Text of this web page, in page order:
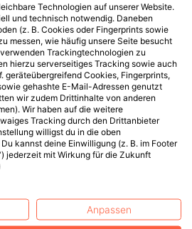
Technologien auf unserer Website.
und technisch notwendig. Daneben
(z. B. Cookies oder Fingerprints sowie
messen, wie häufig unsere Seite besucht
Trackingtechnologien zu
hierzu serverseitiges Tracking sowie auch
geräteübergreifend Cookies, Fingerprints,
gehashte E-Mail-Adressen genutzt
wir zudem Drittinhalte von anderen
Wir haben auf die weitere
Tracking durch den Drittanbieter
willigst du in die oben
kannst deine Einwilligung (z. B. im Footer
jederzeit mit Wirkung für die Zukunft
Anpassen